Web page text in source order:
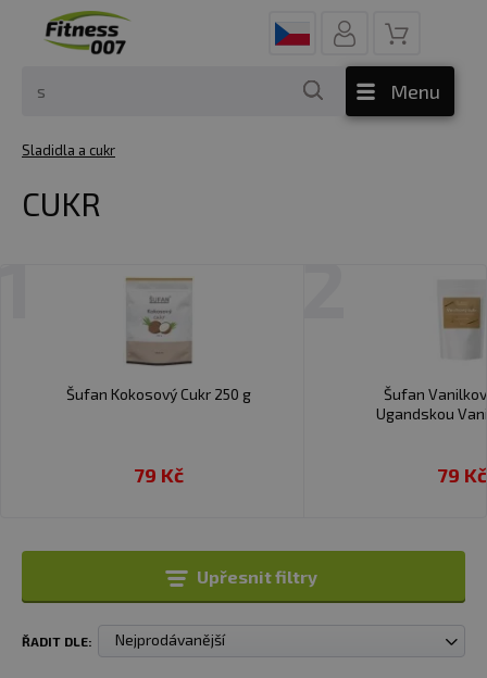
Menu
Sladidla a cukr
CUKR
Šufan Kokosový Cukr 250 g
79 Kč
Šufan
Ugandskou
79 Kč
Upřesnit filtry
ŘADIT DLE: Nejprodávanější